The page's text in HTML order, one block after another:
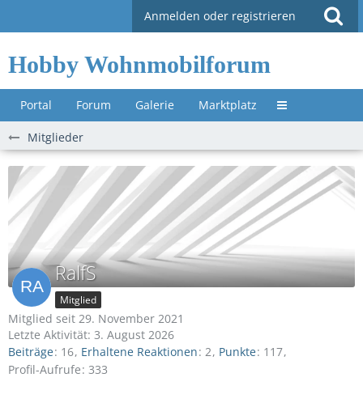
Anmelden oder registrieren
Hobby Wohnmobilforum
Portal Forum Galerie Marktplatz Untermenü »
Mitglieder
RalfS
Mitglied
Mitglied seit 29. November 2021
Letzte Aktivität: 3. August 2026
Beiträge 16 Erhaltene Reaktionen 2 Punkte 117
Profil-Aufrufe 333